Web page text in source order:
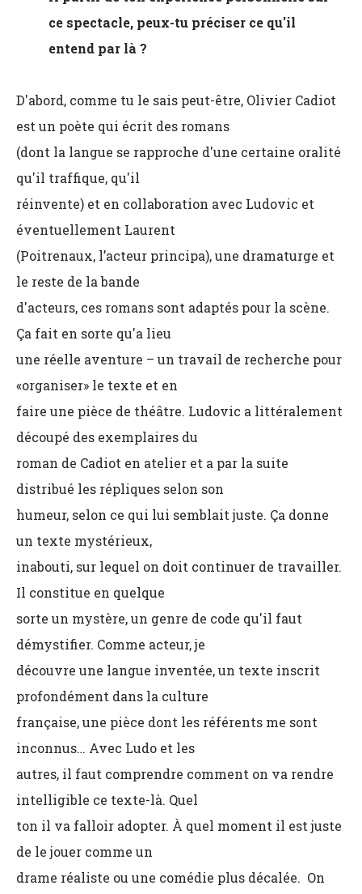
ce spectacle, peux-tu préciser ce qu'il
entend par là ?
D'abord, comme tu le sais peut-être, Olivier Cadiot
est un poète qui écrit des romans
(dont la langue se rapproche d'une certaine oralité
qu'il traffique, qu'il
réinvente) et en collaboration avec Ludovic et
éventuellement Laurent
(Poitrenaux, l’acteur principa), une dramaturge et
le reste de la bande
d'acteurs, ces romans sont adaptés pour la scène.
Ça fait en sorte qu'a lieu
une réelle aventure – un travail de recherche pour
«organiser» le texte et en
faire une pièce de théâtre. Ludovic a littéralement
découpé des exemplaires du
roman de Cadiot en atelier et a par la suite
distribué les répliques selon son
humeur, selon ce qui lui semblait juste. Ça donne
un texte mystérieux,
inabouti, sur lequel on doit continuer de travailler.
Il constitue en quelque
sorte un mystère, un genre de code qu'il faut
démystifier. Comme acteur, je
découvre une langue inventée, un texte inscrit
profondément dans la culture
française, une pièce dont les référents me sont
inconnus… Avec Ludo et les
autres, il faut comprendre comment on va rendre
intelligible ce texte-là. Quel
ton il va falloir adopter. À quel moment il est juste
de le jouer comme un
drame réaliste ou une comédie plus décalée. On